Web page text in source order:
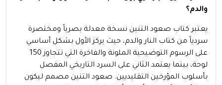
والدم؟
يعتبر كتاب صعود التنين نسخة معدلة بصرياً ومختصرة
سردياً من كتاب النار والدم، حيث يركز الأول بشكل أساسي
على الرسوم التوضيحية الملونة والفاخرة التي تتجاوز 150
لوحة، بينما يعتمد الثاني على السرد التاريخي المفصل
بأسلوب المؤرخين التقليديين. صعود التنين مصمم ليكون